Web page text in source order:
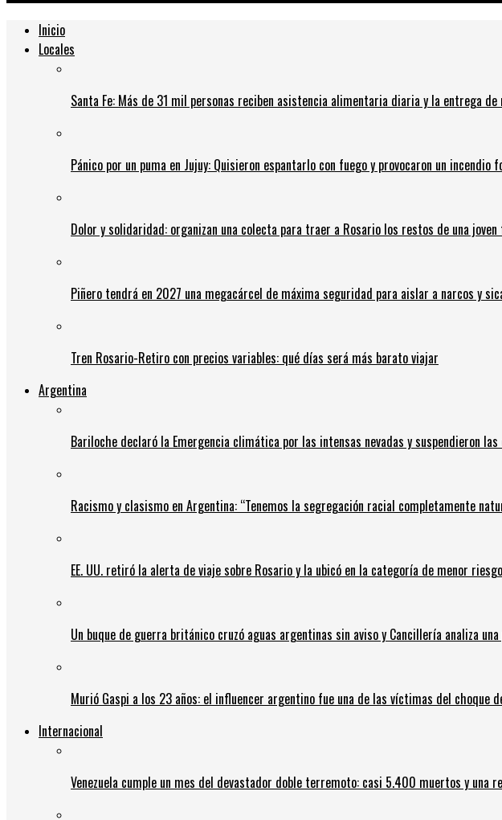
Inicio
Locales
Santa Fe: Más de 31 mil personas reciben asistencia alimentaria diaria y la entrega
Pánico por un puma en Jujuy: Quisieron espantarlo con fuego y provocaron un
Dolor y solidaridad: organizan una colecta para traer a Rosario los restos de una
Piñero tendrá en 2027 una megacárcel de máxima seguridad para aislar a narcos y
Tren Rosario-Retiro con precios variables: qué días será más barato viajar
Argentina
Bariloche declaró la Emergencia climática por las intensas nevadas y suspendieron
Racismo y clasismo en Argentina: “Tenemos la segregación racial completamente
EE. UU. retiró la alerta de viaje sobre Rosario y la ubicó en la categoría de menor riesgo
Un buque de guerra británico cruzó aguas argentinas sin aviso y Cancillería analiza
Murió Gaspi a los 23 años: el influencer argentino fue una de las víctimas del choque
Internacional
Venezuela cumple un mes del devastador doble terremoto: casi 5.400 muertos y una